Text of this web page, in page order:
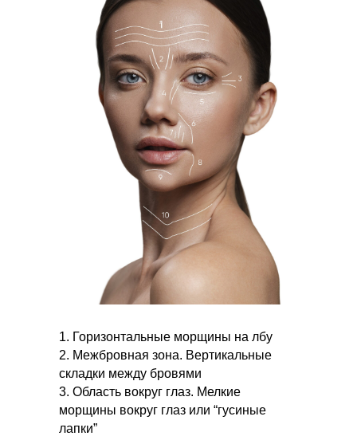
1. Горизонтальные морщины на лбу
2. Межбровная зона. Вертикальные
складки между бровями
3. Область вокруг глаз. Мелкие
морщины вокруг глаз или “гусиные
лапки”